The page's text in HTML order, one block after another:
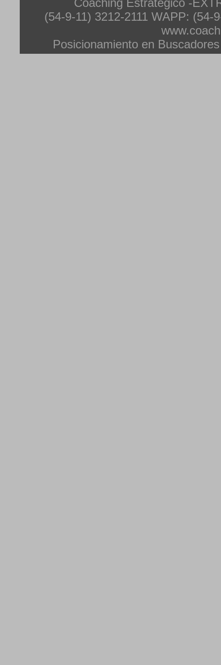
Coaching Estrategico -
(54-9-11) 3212-2111 WAPP: (54-
Posicionamiento en